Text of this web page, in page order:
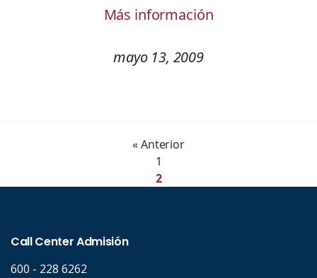
Más información
mayo 13, 2009
« Anterior
1
2